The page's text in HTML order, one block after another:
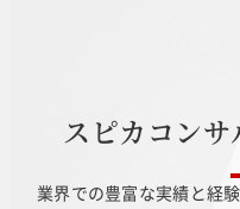
スピカ コ ンサ
業界での豊富な実績と経